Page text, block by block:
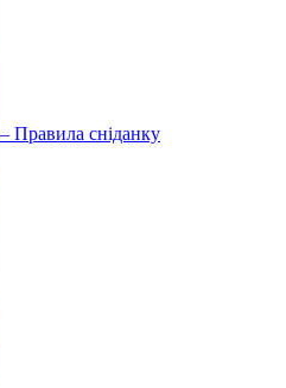
Правила сніданку